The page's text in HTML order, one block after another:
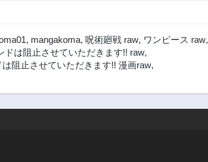
, mangakoma, 呪術廻戦 raw, ワンピース raw,
は阻止させていただきます!! raw,
阻止させていただきます!! 漫画raw,